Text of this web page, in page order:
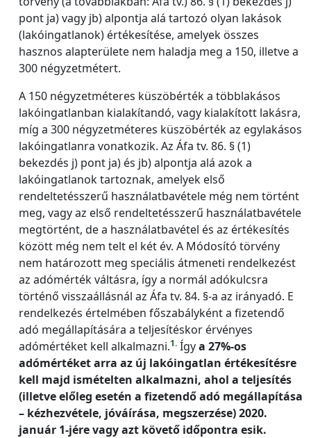
pont ja) vagy jb) alpontja alá tartozó olyan lakások
(lakóingatlanok) értékesítése, amelyek összes
hasznos alapterülete nem haladja meg a 150, illetve a
300 négyzetmétert.
A 150 négyzetméteres küszöbérték a többlakásos
lakóingatlanban kialakítandó, vagy kialakított lakásra,
míg a 300 négyzetméteres küszöbérték az egylakásos
lakóingatlanra vonatkozik. Az Áfa tv. 86. § (1)
bekezdés j) pont ja) és jb) alpontja alá azok a
lakóingatlanok tartoznak, amelyek első
rendeltetésszerű használatbavétele még nem történt
meg, vagy az első rendeltetésszerű használatbavétele
megtörtént, de a használatbavétel és az értékesítés
között még nem telt el két év. A Módosító törvény
nem határozott meg speciális átmeneti rendelkezést
az adómérték váltásra, így a normál adókulcsra
történő visszaállásnál az Áfa tv. 84. §-a az irányadó. E
rendelkezés értelmében főszabályként a fizetendő
adó megállapítására a teljesítéskor érvényes
adómértéket kell alkalmazni.1. Ígya 27%-os
adómértéket arra az új lakóingatlan értékesítésre
kell majd ismételten alkalmazni, ahol a teljesítés
(illetve előleg esetén a fizetendő adó megállapítása
– kézhezvétele, jóváírása, megszerzése) 2020.
január 1-jére vagy azt követő időpontra esik.